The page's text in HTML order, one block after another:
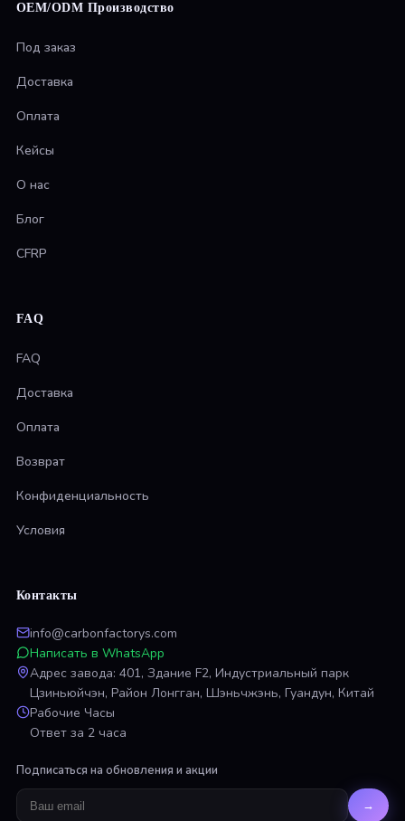
OEM/ODM Производство
Под заказ
Доставка
Оплата
Кейсы
О нас
Блог
CFRP
FAQ
FAQ
Доставка
Оплата
Возврат
Конфиденциальность
Условия
Контакты
info@carbonfactorys.com
Написать в WhatsApp
Адрес завода: 401, Здание F2, Индустриальный парк
Цзиньюйчэн, Район Лонгган, Шэньчжэнь, Гуандун, Китай
Рабочие Часы
Ответ за 2 часа
Подписаться на обновления и акции
→